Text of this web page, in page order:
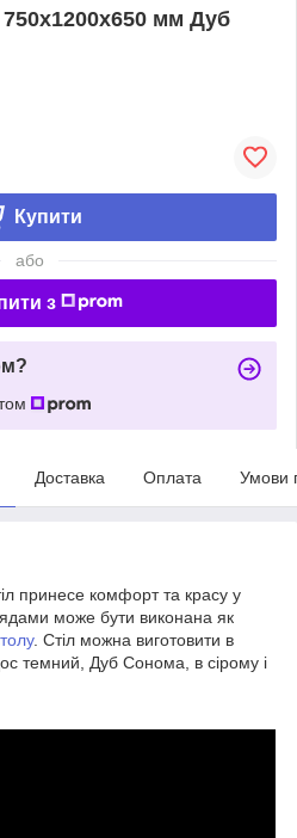
мм Дуб
Купити
або
з
Доставка Оплата Умови
принесе комфорт та красу у
може бути виконана як
. Стіл можна виготовити в
темний, Дуб Сонома, в сірому і